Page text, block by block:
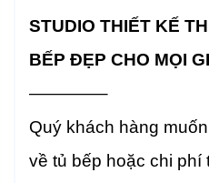
STUDIO THIẾT KẾ
BẾP ĐẸP CHO MỌI
————–
Quý khách hàng
về tủ bếp hoặc chi phí